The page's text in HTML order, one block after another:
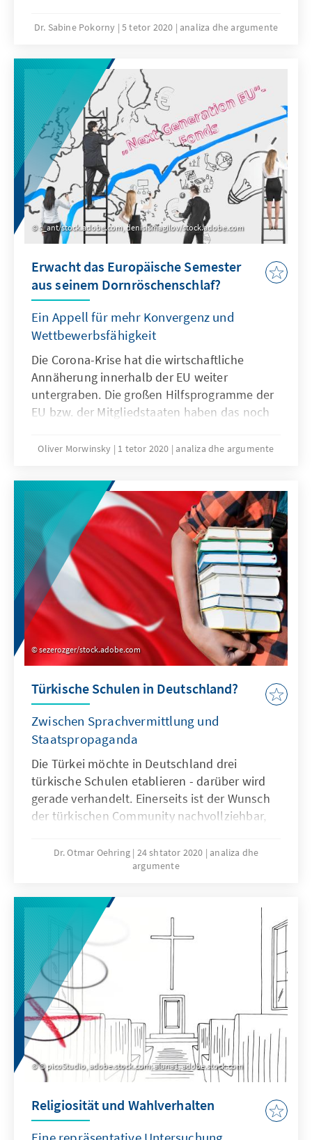
wichtig ist. Unsere Untersuchung zeigt unter
mit zunehmendem Alter. Am wichtigsten sind
Umwelt- und Klimaschutz den über 65-
Jährigen. Weitere Ergebnisse finden Sie in
unserem Argumente & Analysen.
Dr. Sabine Pokorny 5 tetor 2020 analiza dhe argumente
s_ant/stock.adobe.com, denisismagilov/stock.adobe.com
Erwacht das Europäische Semester
aus seinem Dornröschenschlaf?
Ein Appell für mehr Konvergenz und
Wettbewerbsfähigkeit
Die Corona-Krise hat die wirtschaftliche
Annäherung innerhalb der EU weiter
untergraben. Die großen Hilfsprogramme der
EU bzw. der Mitgliedstaaten haben das noch
Semesters zur Verteilung des Großteils der
ist sinnvoll, bedarf jedoch noch einiger
Präzisierungen. Unser Analysen & Argumente
zeigt auf, worauf es jetzt ankommt.
Oliver Morwinsky 1 tetor 2020 analiza dhe argumente
sezerozger/stock.adobe.com
Türkische Schulen in Deutschland?
Zwischen Sprachvermittlung und
Staatspropaganda
Die Türkei möchte in Deutschland drei
türkische Schulen etablieren - darüber wird
gerade verhandelt. Einerseits ist der Wunsch
der türkischen Community nachvollziehbar,
deutschen Schulen vermittelt wird.
Andererseits ist fraglich, ob die Gründung
notwendig ist. Unser Analysen & Argumente
geht auf die aktuelle Situation und die
Problematik näher ein.
Dr. Otmar Oehring 24 shtator 2020 analiza dhe
argumente
© picoStudio, adobe.stock.com; aluna1, adobe.stock.com
Religiosität und Wahlverhalten